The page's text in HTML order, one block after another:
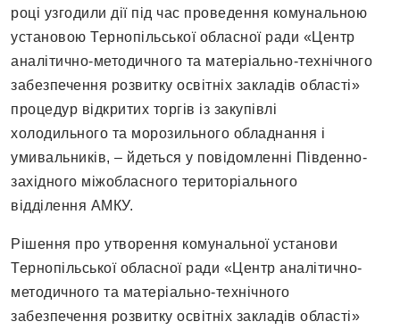
році узгодили дії під час проведення комунальною
установою Тернопільської обласної ради «Центр
аналітично-методичного та матеріально-технічного
забезпечення розвитку освітніх закладів області»
процедур відкритих торгів із закупівлі
холодильного та морозильного обладнання і
умивальників, – йдеться у повідомленні Південно-
західного міжобласного територіального
відділення АМКУ.
Рішення про утворення комунальної установи
Тернопільської обласної ради «Центр аналітично-
методичного та матеріально-технічного
забезпечення розвитку освітніх закладів області»